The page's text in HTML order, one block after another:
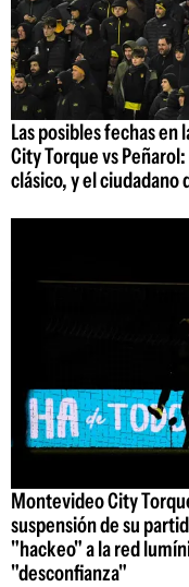
Las posibles fechas
City Torque vs
clásico, y el
Montevideo City
suspensión de su
"hackeo" a la red
"desconfianza"